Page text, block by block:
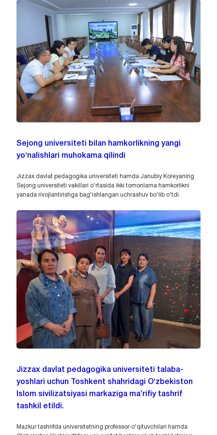
Sejong universiteti bilan hamkorlikning yangi
yo‘nalishlari muhokama qilindi
Jizzax davlat pedagogika universiteti hamda Janubiy Koreyaning
Sejong universiteti vakillari o‘rtasida ikki tomonlama hamkorlikni
yanada rivojlantirishga bag‘ishlangan uchrashuv bo‘lib o‘tdi.
Jizzax davlat pedagogika universiteti talaba-
yoshlari uchun Toshkent shahridagi O‘zbekiston
Islom sivilizatsiyasi markaziga ma’rifiy tashrif
tashkil etildi.
Mazkur tashrifda universitetning professor-o‘qituvchilari hamda